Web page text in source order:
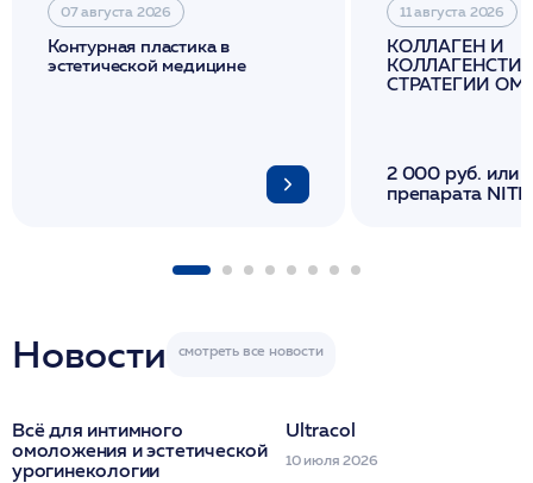
07 августа 2026
Контурная пластика в
эстетической медицине
11 августа 2026
КОЛЛАГЕН И
СТРАТЕГИИ
2 000 руб. или
препарата
Новости
Всё для интимного
омоложения и эстетической
урогинекологии
Ultracol
10 июля 2026